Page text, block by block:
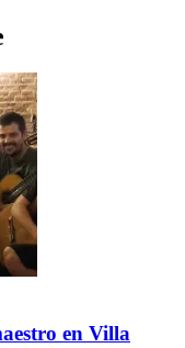
en Villa